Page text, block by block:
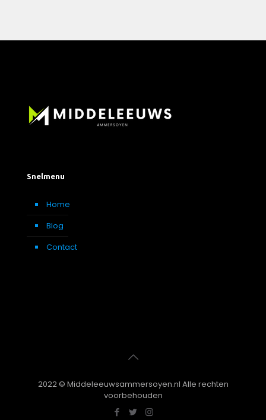
Snelmenu
Home
Blog
Contact
2022 © Middeleeuwsammersoyen.nl Alle rechten
voorbehouden